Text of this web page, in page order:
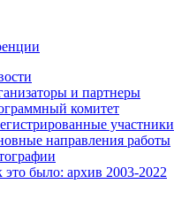
и партнеры
комитет
участники
направления работы
это было: архив 2003-2022